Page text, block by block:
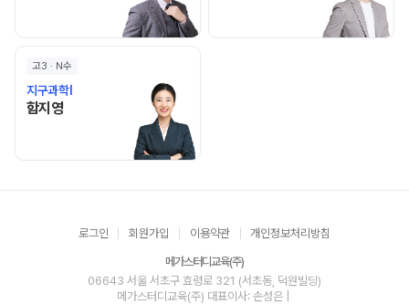
고3 · N수
지구과학I
함지영함지영 선생님 홈 바로가기
로그인 회원가입 이용약관 개인정보처리방침
메가스터디교육(주)
06643 서울 서초구 효령로 321 (서초동, 덕원빌딩)
메가스터디교육(주) 대표이사: 손성은 |